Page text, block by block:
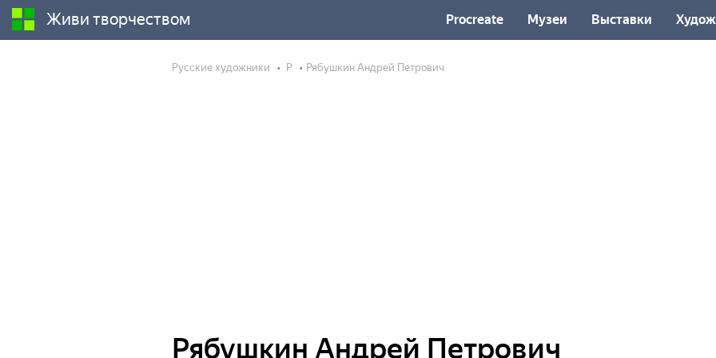
Живи творчеством Procreate Музеи Выставки
Русские художники Р Рябушкин Андрей Петрович
Рябушкин Андрей Петрович